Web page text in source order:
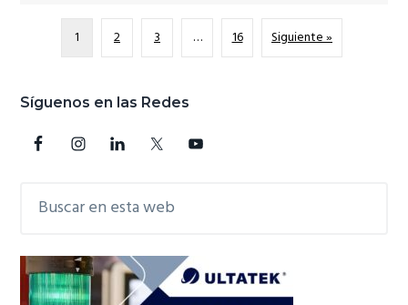
1 2 3 … 16 Siguiente »
Barra
lateral
Síguenos en las Redes
web